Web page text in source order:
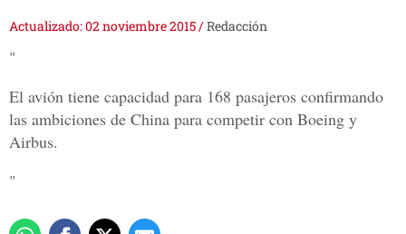
Actualizado: 02 noviembre 2015/Redacción
"
El avión tiene capacidad para 168 pasajeros confirmando
las ambiciones de China para competir con Boeing y
Airbus.
"